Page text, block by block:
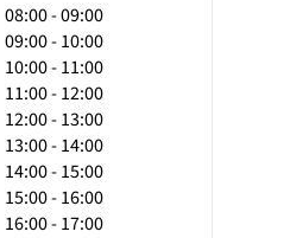
08:00 - 09:00
09:00 - 10:00
10:00 - 11:00
11:00 - 12:00
12:00 - 13:00
13:00 - 14:00
14:00 - 15:00
15:00 - 16:00
16:00 - 17:00